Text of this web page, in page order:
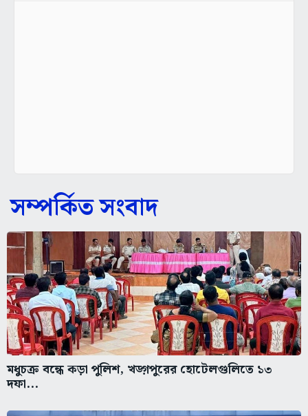
সম্পর্কিত সংবাদ
মধুচক্র বন্ধে কড়া পুলিশ, খড়্গপুরের হোটেলগুলিতে ১৩
দফা...